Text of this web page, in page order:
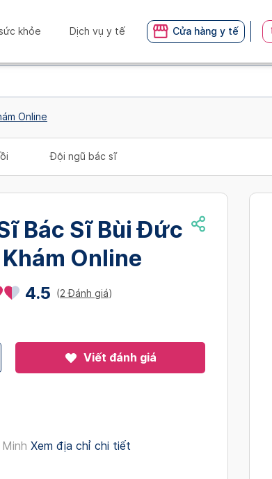
khỏe Dịch vụ y tế Cửa hàng y tế
Online
Đội ngũ bác sĩ
Bác Sĩ Bùi Đức
Online
4.5 (2 Đánh giá)
Viết đánh giá
Xem địa chỉ chi tiết